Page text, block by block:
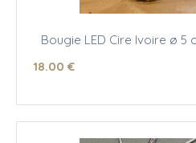
Bougie LED Cire Ivoire ø 5
18.00 €